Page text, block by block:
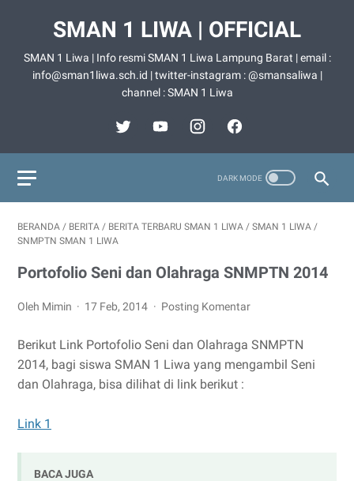
SMAN 1 LIWA | OFFICIAL
SMAN 1 Liwa | Info resmi SMAN 1 Liwa Lampung Barat | email :
info@sman1liwa.sch.id | twitter-instagram : @smansaliwa |
channel : SMAN 1 Liwa
BERANDA / BERITA / BERITA TERBARU SMAN 1 LIWA / SMAN 1 LIWA /
SNMPTN SMAN 1 LIWA
Portofolio Seni dan Olahraga SNMPTN 2014
Oleh Mimin 17 Feb, 2014 Posting Komentar
Berikut Link Portofolio Seni dan Olahraga SNMPTN
2014, bagi siswa SMAN 1 Liwa yang mengambil Seni
dan Olahraga, bisa dilihat di link berikut :
Link 1
BACA JUGA